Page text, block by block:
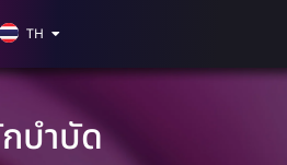
TH
CN
บำบัด